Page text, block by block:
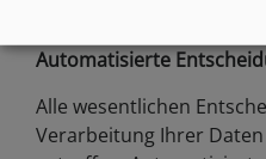
Automatisierte
Alle wesentlichen
Verarbeitung Ihrer